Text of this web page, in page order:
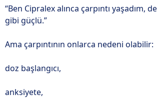
“Ben Cipralex alınca çarpıntı yaşadım,
gibi güçlü.”
Ama çarpıntının onlarca nedeni olabilir:
doz başlangıcı,
anksiyete,